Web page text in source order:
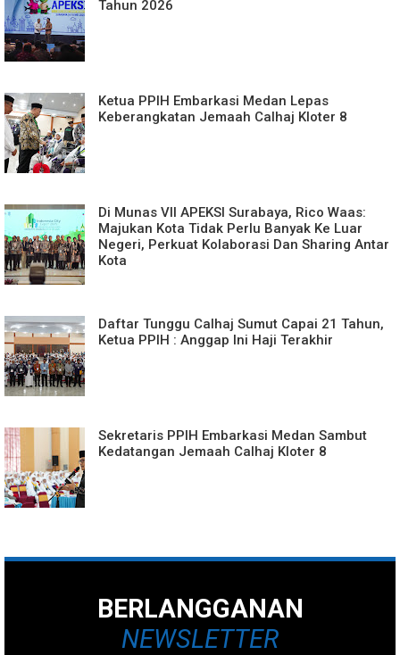
Tahun 2026
Ketua PPIH Embarkasi Medan Lepas
Keberangkatan Jemaah Calhaj Kloter 8
Di Munas VII APEKSI Surabaya, Rico Waas:
Majukan Kota Tidak Perlu Banyak Ke Luar
Negeri, Perkuat Kolaborasi Dan Sharing Antar
Kota
Daftar Tunggu Calhaj Sumut Capai 21 Tahun,
Ketua PPIH : Anggap Ini Haji Terakhir
Sekretaris PPIH Embarkasi Medan Sambut
Kedatangan Jemaah Calhaj Kloter 8
BERLANGGANAN
NEWSLETTER